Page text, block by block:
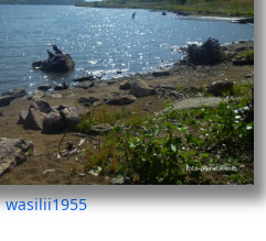
wasilii1955